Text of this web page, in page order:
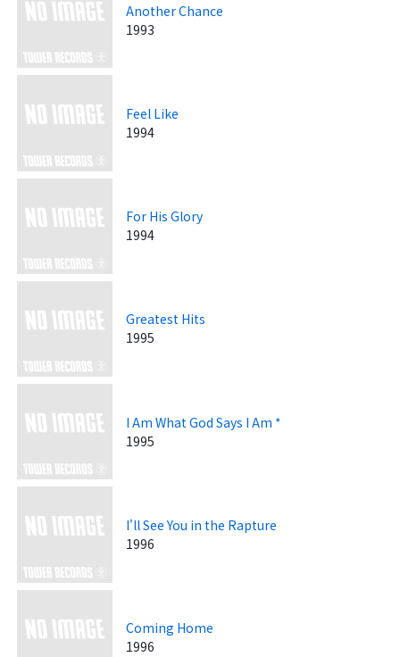
Another Chance
1993
Feel Like
1994
For His Glory
1994
Greatest Hits
1995
I Am What God Says I Am *
1995
I'll See You in the Rapture
1996
Coming Home
1996